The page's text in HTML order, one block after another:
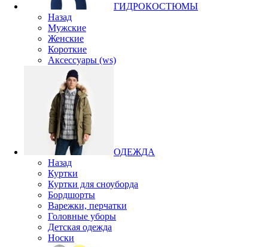
ГИДРОКОСТЮМЫ
Назад
Мужские
Женские
Короткие
Аксессуары (ws)
ОДЕЖДА
Назад
Куртки
Куртки для сноуборда
Бордшорты
Варежки, перчатки
Головные уборы
Детская одежда
Носки